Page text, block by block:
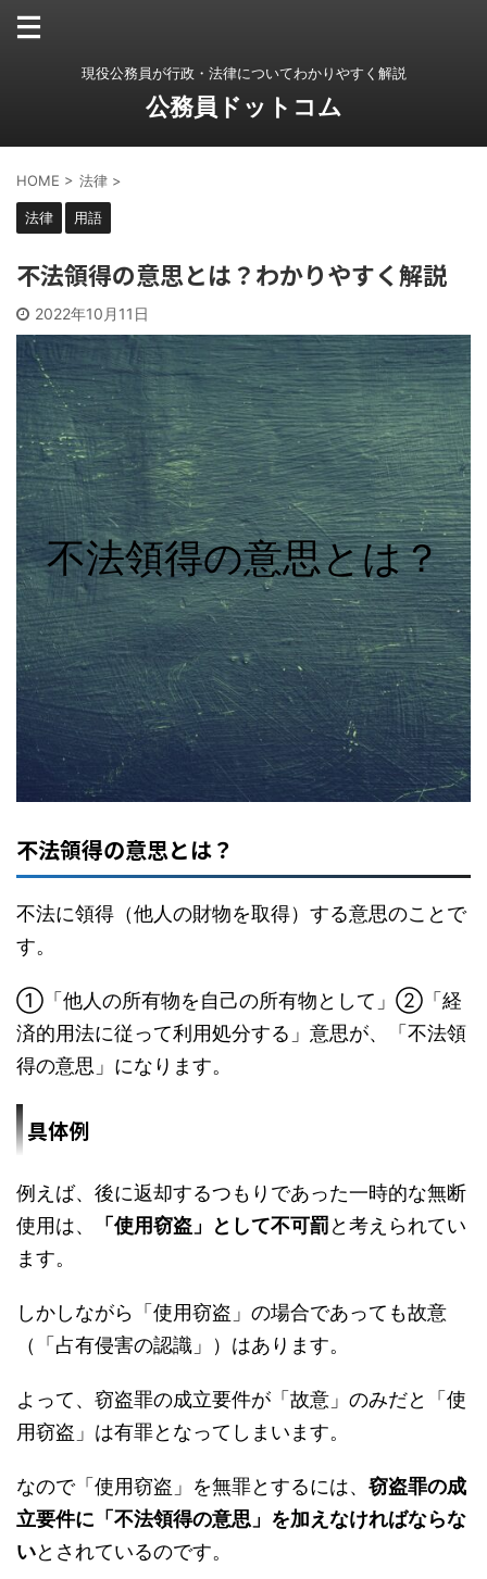
現役公務員が行政・法律についてわかりやすく解説
公務員ドットコム
HOME > 法律 >
法律 用語
不法領得の意思とは？わかりやすく解説
2022年10月11日
不法領得の意思とは？
不法領得の意思とは？
不法に領得（他人の財物を取得）する意思のことで
す。
①「他人の所有物を自己の所有物として」②「経
済的用法に従って利用処分する」意思が、「不法領
得の意思」になります。
具体例
例えば、後に返却するつもりであった一時的な無断
使用は、
「使用窃盗」として不可罰と考えられてい
ます。
しかしながら「使用窃盗」の場合であっても故意
（「占有侵害の認識」）はあります。
よって、窃盗罪の成立要件が「故意」のみだと「使
用窃盗」は有罪となってしまいます。
なので「使用窃盗」を無罪とするには、 窃盗罪の成
立要件に「不法領得の意思」を加えなければならな
いとされているのです。